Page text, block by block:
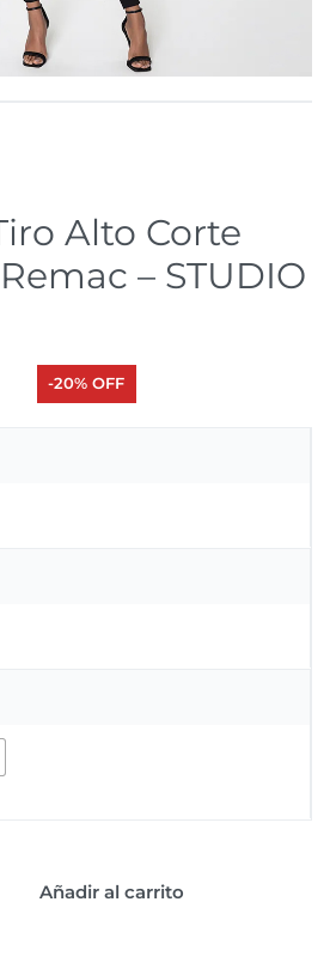
Alto Corte
– STUDIO
-20% OFF
Añadir al carrito